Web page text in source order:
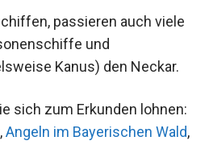
passieren auch viele
und
Kanus) den Neckar.
sich zum Erkunden lohnen:
,Angeln im Bayerischen Wald,